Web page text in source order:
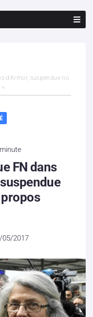
d’Armor, suspendue no
FN dans
05/2017